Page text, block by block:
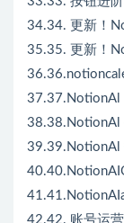
34.34. 更新！
35.35. 更新！
37.37.NotionAl
38.38.NotionAl
39.39.NotionAl
42.42. 账号运